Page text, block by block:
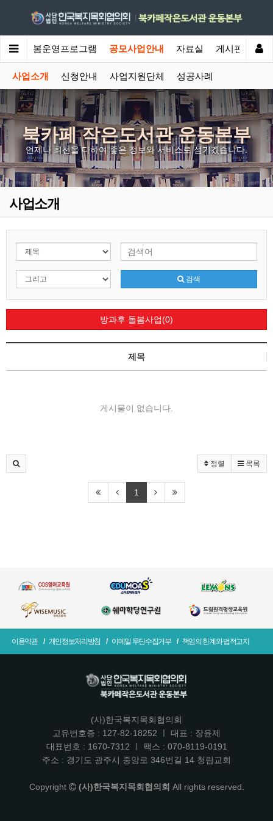
내 돌봄운영프로그램 공모사업안내 자료실 게시판
사업소개 신청안내 사업지원단체 성공사례
북카페 작은도서관 운동본부
언제나 최선을 다하여 좋은 정보와 서비스로 섬기겠습니다.
사업소개
검색
방과후 돌봄사업(0)
제목
게시물이 없습니다.
정렬 목록
1
이용약관 개인정보처리방침 이메일 무단수집거부 책임의 한계와 법적고지
(사)한국복지목회협의회
고유번호증 : 127-82-18252 ㅣ 대표 : 장윤제
대표번호 : 1670-7312 ㅣ 팩스 : 070-8119-0191
주소 : 경기도 광주시 중앙로 346번길 14 청림교회
Copyright (사)한국복지목회협의회 All rights reserved.